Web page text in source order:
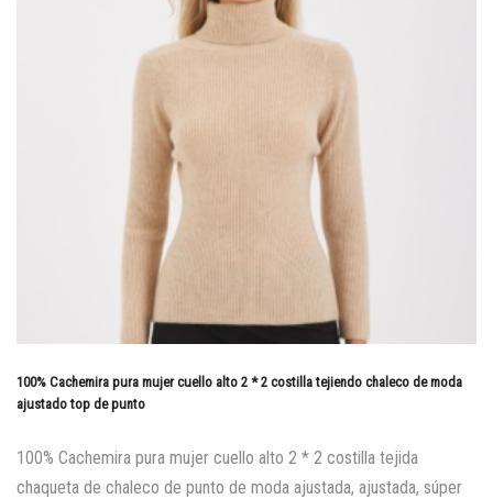
100% Cachemira pura mujer cuello alto 2 * 2 costilla tejiendo chaleco de moda
ajustado top de punto
100% Cachemira pura mujer cuello alto 2 * 2 costilla tejida
chaqueta de chaleco de punto de moda ajustada, ajustada, súper